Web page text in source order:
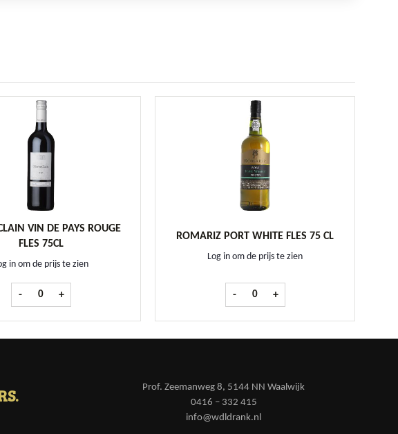
VIN DE PAYS ROUGE
FLES 75CL
in om de prijs te zien
- Monteclain Vin de Pays Rouge fles 75cl aantal
+
ROMARIZ PORT WHITE FLES 75 CL
Log in om de prijs te zien
- Romariz Port White fles 75 cl aantal
+
Prof. Zeemanweg 8, 5144 NN Waalwijk
0416 – 332 415
info@wdldrank.nl